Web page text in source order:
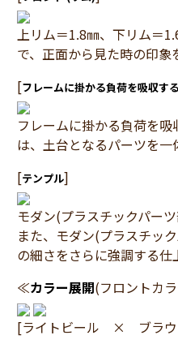
上リム＝1.8㎜、下リム＝
で、正面から見た時の印象
[フレームに掛かる負荷を吸収す
フレームに掛かる負荷を
は、土台となるパーツを一
[テンプル]
モダン(プラスチックパー
また、モダン(プラスチッ
の細さをさらに強調する仕
≪カラー展開(フロント
[ライトビール × ブラウ